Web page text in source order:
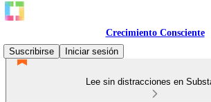
Crecimiento Consciente
Suscribirse
Iniciar sesión
Lee sin distracciones en